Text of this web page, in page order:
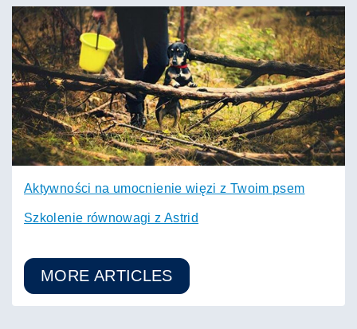
Aktywności na umocnienie więzi z Twoim psem
Szkolenie równowagi z Astrid
MORE ARTICLES